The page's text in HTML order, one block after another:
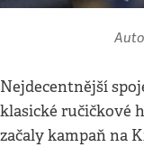
Nejdecentnější
klasické ručičkové
začaly kampaň na